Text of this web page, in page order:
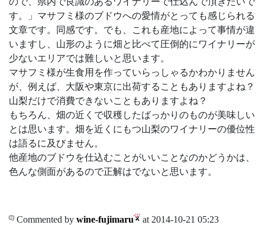
す。」マサフミ様のブドウへの愛情がとっても感じられる
文章です。同感です。でも、これも産地によって事情が違
いますし、山形のように畑と比べて圧倒的にワイナリーが
少ないエリアでは難しいと思います。
マサフミ様が生食用を作っていらっしゃるかわかりません
が、例えば、大阪や東京に出荷することもありますよね？
山梨だけで消費できないこともありますよね？
もちろん、畑の近くで収穫したばっかりのものが美味しい
とは思います。畑を近くにもつ山梨のワイナリーの優位性
は語るに及びません。
他産地のブドウを仕込むことがいいことなのかどうかは、
色んな側面があるので正解はでないと思います。
Commented by wine-fujimaru
at 2014-10-21 05:23